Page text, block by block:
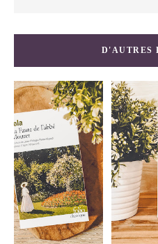
D'AUTRES